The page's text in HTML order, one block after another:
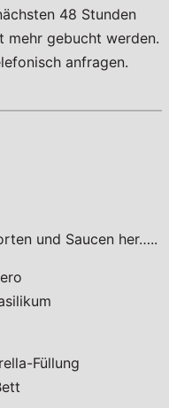
48 Stunden
mehr gebucht werden.
anfragen.
und Saucen her…..
Füllung